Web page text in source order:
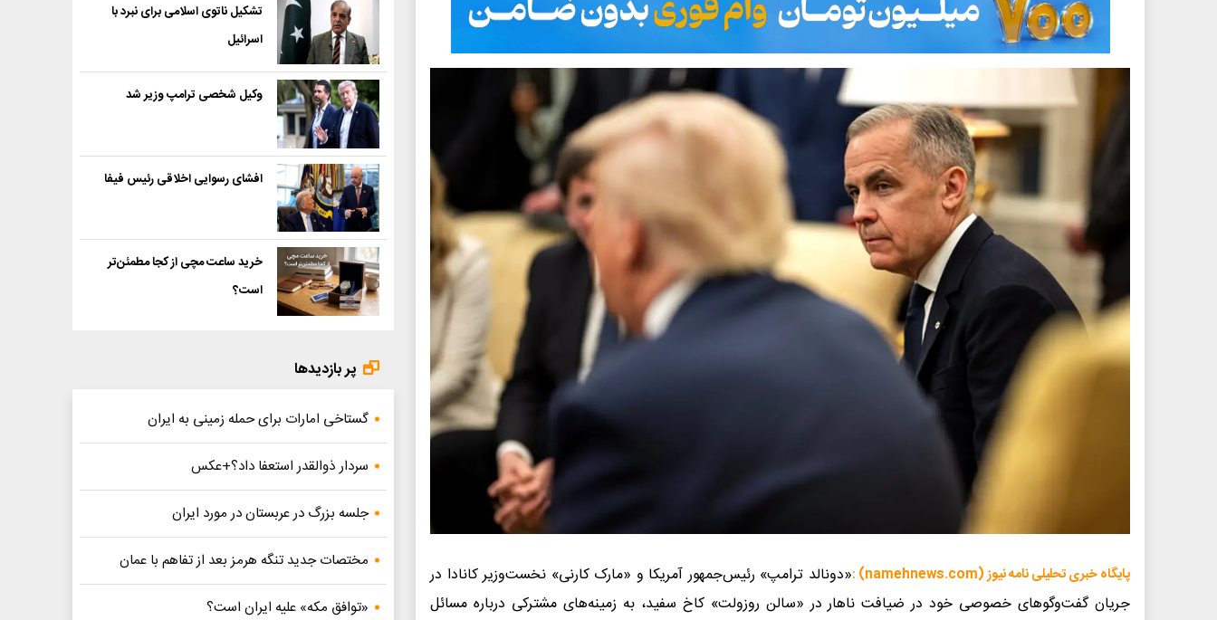
پایگاه خبری تحلیلی نامه نیوز (namehnews.com) :
«دونالد ترامپ» رئیس‌جمهور آمریکا و «مارک کارنی» نخست‌وزیر کانادا در
جریان گفت‌وگوهای خصوصی خود در ضیافت ناهار در «سالن روزولت» کاخ سفید، به زمینه‌های مشترکی درباره مسائل
تشکیل ناتوی اسلامی برای نبرد با
اسرائیل
وکیل شخصی ترامپ وزیر شد
افشای رسوایی اخلاقی رئیس فیفا
خرید ساعت مچی از کجا مطمئن‌تر
است؟
پر بازدیدها
گستاخی امارات برای حمله زمینی به ایران
سردار ذوالقدر استعفا داد؟+عکس
جلسه بزرگ در عربستان در مورد ایران
مختصات جدید تنگه هرمز بعد از تفاهم با عمان
«توافق مکه» علیه ایران است؟